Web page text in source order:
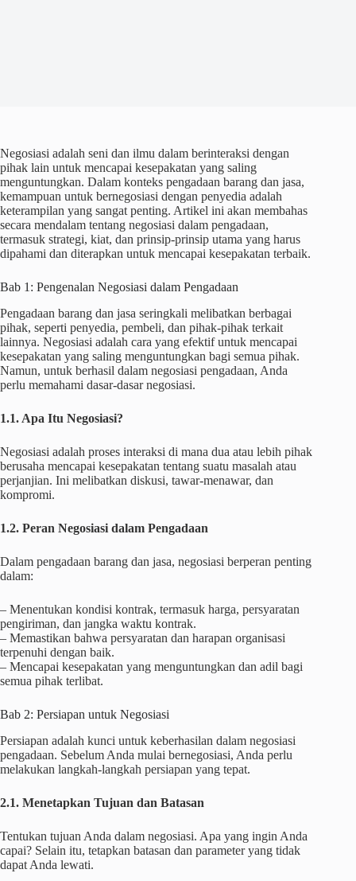
Negosiasi adalah seni dan ilmu dalam berinteraksi dengan
pihak lain untuk mencapai kesepakatan yang saling
menguntungkan. Dalam konteks pengadaan barang dan jasa,
kemampuan untuk bernegosiasi dengan penyedia adalah
keterampilan yang sangat penting. Artikel ini akan membahas
secara mendalam tentang negosiasi dalam pengadaan,
termasuk strategi, kiat, dan prinsip-prinsip utama yang harus
dipahami dan diterapkan untuk mencapai kesepakatan terbaik.
Bab 1: Pengenalan Negosiasi dalam Pengadaan
Pengadaan barang dan jasa seringkali melibatkan berbagai
pihak, seperti penyedia, pembeli, dan pihak-pihak terkait
lainnya. Negosiasi adalah cara yang efektif untuk mencapai
kesepakatan yang saling menguntungkan bagi semua pihak.
Namun, untuk berhasil dalam negosiasi pengadaan, Anda
perlu memahami dasar-dasar negosiasi.
1.1. Apa Itu Negosiasi?
Negosiasi adalah proses interaksi di mana dua atau lebih pihak
berusaha mencapai kesepakatan tentang suatu masalah atau
perjanjian. Ini melibatkan diskusi, tawar-menawar, dan
kompromi.
1.2. Peran Negosiasi dalam Pengadaan
Dalam pengadaan barang dan jasa, negosiasi berperan penting
dalam:
– Menentukan kondisi kontrak, termasuk harga, persyaratan
pengiriman, dan jangka waktu kontrak.
– Memastikan bahwa persyaratan dan harapan organisasi
terpenuhi dengan baik.
– Mencapai kesepakatan yang menguntungkan dan adil bagi
semua pihak terlibat.
Bab 2: Persiapan untuk Negosiasi
Persiapan adalah kunci untuk keberhasilan dalam negosiasi
pengadaan. Sebelum Anda mulai bernegosiasi, Anda perlu
melakukan langkah-langkah persiapan yang tepat.
2.1. Menetapkan Tujuan dan Batasan
Tentukan tujuan Anda dalam negosiasi. Apa yang ingin Anda
capai? Selain itu, tetapkan batasan dan parameter yang tidak
dapat Anda lewati.